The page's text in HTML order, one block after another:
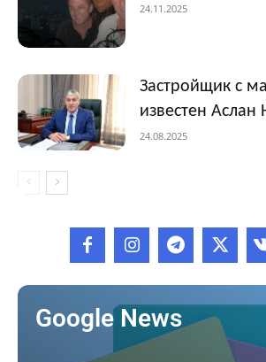
24.11.2025
Застройщик с
известен Аслан
24.08.2025
Google News